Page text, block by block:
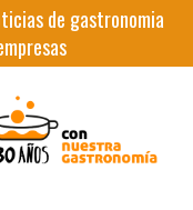
de gastronomia